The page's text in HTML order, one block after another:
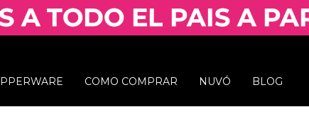
COMO COMPRAR NUVÓ BLOG